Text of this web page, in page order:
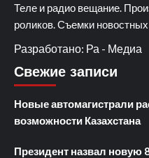
Теле и радио вещание.
роликов. Съемки
Разработано: Ра - Медиа
Свежие записи
Новые автомагистрали
возможности Казахстана
Президент назвал новую